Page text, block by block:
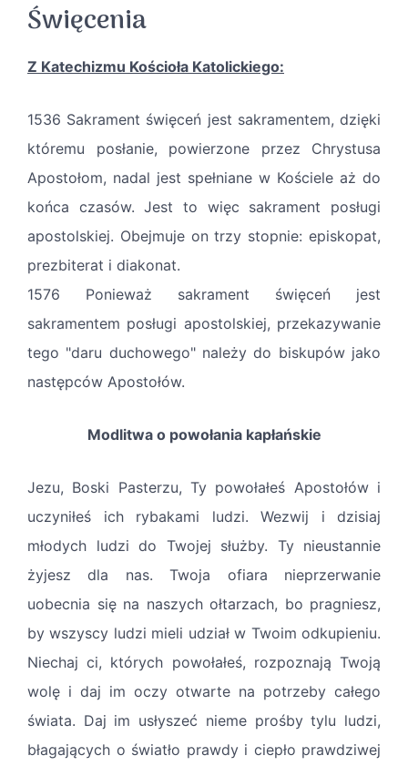
Święcenia
Z Katechizmu Kościoła Katolickiego:
1536 Sakrament święceń jest sakramentem, dzięki
któremu posłanie, powierzone przez Chrystusa
Apostołom, nadal jest spełniane w Kościele aż do
końca czasów. Jest to więc sakrament posługi
apostolskiej. Obejmuje on trzy stopnie: episkopat,
prezbiterat i diakonat.
1576 Ponieważ sakrament święceń jest
sakramentem posługi apostolskiej, przekazywanie
tego "daru duchowego" należy do biskupów jako
następców Apostołów.
Modlitwa o powołania kapłańskie
Jezu, Boski Pasterzu, Ty powołałeś Apostołów i
uczyniłeś ich rybakami ludzi. Wezwij i dzisiaj
młodych ludzi do Twojej służby. Ty nieustannie
żyjesz dla nas. Twoja ofiara nieprzerwanie
uobecnia się na naszych ołtarzach, bo pragniesz,
by wszyscy ludzi mieli udział w Twoim odkupieniu.
Niechaj ci, których powołałeś, rozpoznają Twoją
wolę i daj im oczy otwarte na potrzeby całego
świata. Daj im usłyszeć nieme prośby tylu ludzi,
błagających o światło prawdy i ciepło prawdziwej